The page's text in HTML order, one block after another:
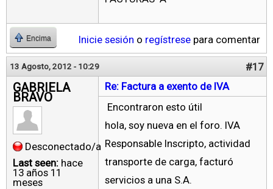
Encima Inicie sesión o regístrese para comentar
13 Agosto, 2012 - 10:29 #17
GABRIELA
BRAVO
Desconectado/a
Last seen: hace
13 años 11
meses
Re: Factura a exento de IVA
Encontraron esto útil
hola, soy nueva en el foro. IVA
Responsable Inscripto, actividad
transporte de carga, facturó
servicios a una S.A.